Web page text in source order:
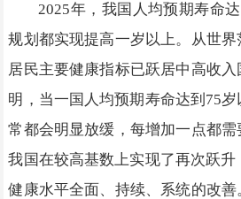
2025年，我国人均预期寿命
规划都实现提高一岁以上。从世
居民主要健康指标已跃居中高收
明，当一国人均预期寿命达到75
常都会明显放缓，每增加一点都
我国在较高基数上实现了再次跃
健康水平全面、持续、系统的改